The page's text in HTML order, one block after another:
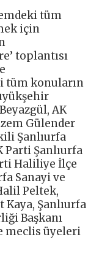
tüm
için
toplantısı
tüm konuların
AK
Gülender
Şanlıurfa
Parti Şanlıurfa
Haliliye İlçe
Sanayi ve
Peltek,
Kaya, Şanlıurfa
Başkanı
meclis üyeleri